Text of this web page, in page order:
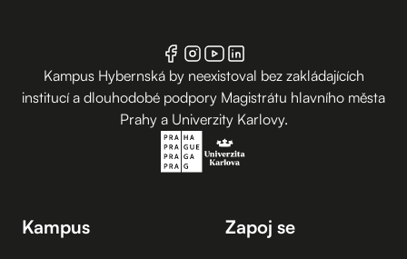
Kampus Hybernská by neexistoval bez zakládajících
institucí a dlouhodobé podpory Magistrátu hlavního města
Prahy a Univerzity Karlovy.
Kampus Zapoj se